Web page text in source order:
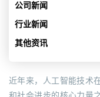
公司新闻
行业新闻
其他资讯
近年来，人工智能技术